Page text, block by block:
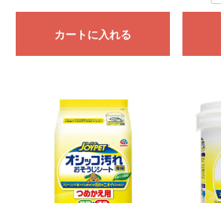
カートに入れる